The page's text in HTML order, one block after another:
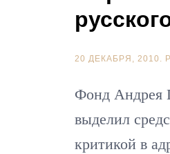
20 ДЕКАБРЯ, 2010.
Фонд Андрея
выделил
критикой в